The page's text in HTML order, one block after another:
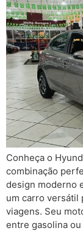
Conheça o
combinação
design moderno
um carro versátil
viagens. Seu
entre gasolina